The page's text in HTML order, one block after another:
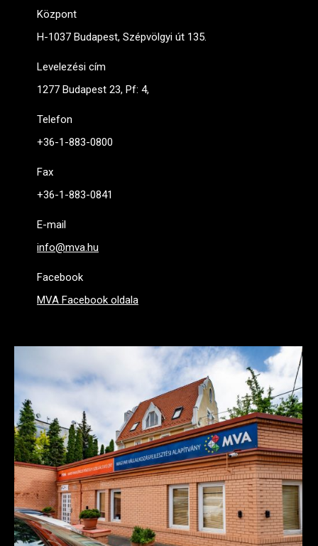
Központ
H-1037 Budapest, Szépvölgyi út 135.
Levelezési cím
1277 Budapest 23, Pf: 4,
Telefon
+36-1-883-0800
Fax
+36-1-883-0841
E-mail
info@mva.hu
Facebook
MVA Facebook oldala